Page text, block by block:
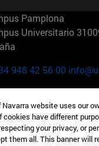
Pamplona
Universitario
948 42 56 00
del Cerro Águila 3
España
website uses our
have different
your privacy, or
them all. This banner will